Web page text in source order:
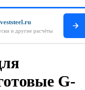
и другие расчёты
G-